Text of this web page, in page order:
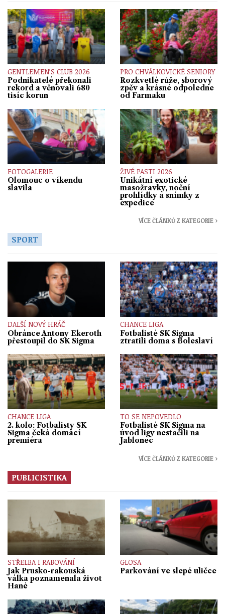
GENTLEMEN’S CLUB 2026
Podnikatelé překonali
rekord a věnovali 680
tisíc korun
PRO CHVÁLKOVICKÉ SENIORY
Rozkvetlé růže, sborový
zpěv a krásné odpoledne
od Farmaku
FOTOGALERIE
Olomouc o víkendu
slavila
ŽIVÉ PASTI 2026
Unikátní exotické
masožravky, noční
prohlídky a snímky z
expedice
VÍCE ČLÁNKŮ Z KATEGORIE ›
SPORT
DALŠÍ NOVÝ HRÁČ
Obránce Antony Ekeroth
přestoupil do SK Sigma
CHANCE LIGA
Fotbalisté SK Sigma
ztratili doma s Boleslaví
CHANCE LIGA
2. kolo: Fotbalisty SK
Sigma čeká domácí
premiéra
TO SE NEPOVEDLO
Fotbalisté SK Sigma na
úvod ligy nestačili na
Jablonec
VÍCE ČLÁNKŮ Z KATEGORIE ›
PUBLICISTIKA
STŘELBA I RABOVÁNÍ
Jak Prusko-rakouská
válka poznamenala život
Hané
GLOSA
Parkování ve slepé uličce